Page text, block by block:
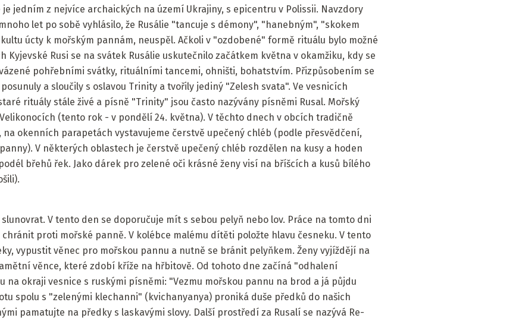
je jedním z nejvíce archaických na území Ukrajiny, s epicentru v Polissii. Navzdory
let po sobě vyhlásilo, že Rusálie "tancuje s démony", "hanebným", "skokem
úcty k mořským pannám, neuspěl. Ačkoli v "ozdobené" formě rituálu bylo možné
Kyjevské Rusi se na svátek Rusálie uskutečnilo začátkem května v okamžiku, kdy se
pohřebními svátky, rituálními tancemi, ohništi, bohatstvím. Přizpůsobením se
a sloučily s oslavou Trinity a tvořily jediný "Zelesh svata". Ve vesnicích
rituály stále živé a písně "Trinity" jsou často nazývány písněmi Rusal. Mořský
(tento rok - v pondělí 24. května). V těchto dnech v obcích tradičně
okenních parapetách vystavujeme čerstvě upečený chléb (podle přesvědčení,
V některých oblastech je čerstvě upečený chléb rozdělen na kusy a hoden
břehů řek. Jako dárek pro zelené oči krásné ženy visí na bříšcích a kusů bílého
V tento den se doporučuje mít s sebou pelyň nebo lov. Práce na tomto dni
proti mořské panně. V kolébce malému dítěti položte hlavu česneku. V tento
vypustit věnec pro mořskou pannu a nutně se bránit pelyňkem. Ženy vyjíždějí na
věnce, které zdobí kříže na hřbitově. Od tohoto dne začíná "odhalení
na okraji vesnice s ruskými písněmi: "Vezmu mořskou pannu na brod a já půjdu
spolu s "zelenými klechanni" (kvichanyanya) proniká duše předků do našich
pamatujte na předky s laskavými slovy. Další prostředí za Rusalí se nazývá Re-